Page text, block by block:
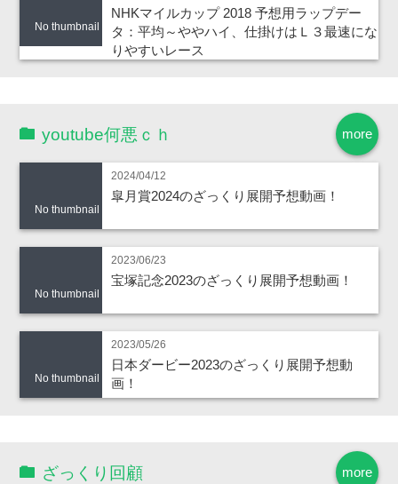
No thumbnail
NHKマイルカップ 2018 予想用ラップデー
タ：平均～ややハイ、仕掛けはＬ３最速にな
りやすいレース
more
youtube何悪ｃｈ
No thumbnail
2024/04/12
皐月賞2024のざっくり展開予想動画！
No thumbnail
2023/06/23
宝塚記念2023のざっくり展開予想動画！
No thumbnail
2023/05/26
日本ダービー2023のざっくり展開予想動
画！
more
ざっくり回顧